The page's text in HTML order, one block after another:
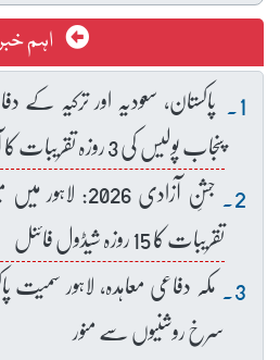
اہم
پاکستان، سعودیہ اور ترکیہ
پنجاب پولیس کی 3 روزہ تقریبات کا آغاز
جشنِ آزادی
تقریبات کا 15 روزہ شیڈول فائنل
مکہ دفاعی معاہدہ، لاہور سمیت
سرخ روشنیوں سے منور